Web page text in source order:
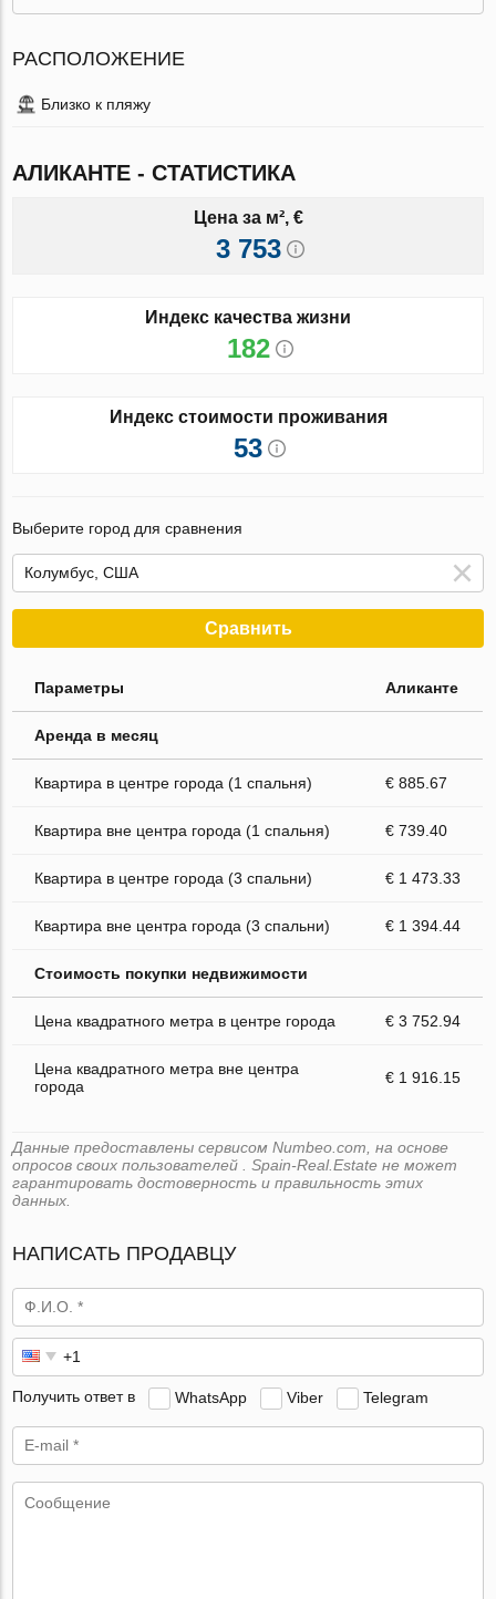
РАСПОЛОЖЕНИЕ
Близко к пляжу
АЛИКАНТЕ - СТАТИСТИКА
Цена за м², €
3 753
Индекс качества жизни
182
Индекс стоимости проживания
53
Выберите город для сравнения
Сравнить
Параметры Аликанте
Аренда в месяц
Квартира в центре города (1 спальня) € 885.67
Квартира вне центра города (1 спальня) € 739.40
Квартира в центре города (3 спальни) € 1 473.33
Квартира вне центра города (3 спальни) € 1 394.44
Стоимость покупки недвижимости
Цена квадратного метра в центре города € 3 752.94
Цена квадратного метра вне центра
города
€ 1 916.15
Данные предоставлены сервисом Numbeo.com, на основе
опросов своих пользователей . Spain-Real.Estate не может
гарантировать достоверность и правильность этих
данных.
НАПИСАТЬ ПРОДАВЦУ
Получить ответ в WhatsApp Viber Telegram